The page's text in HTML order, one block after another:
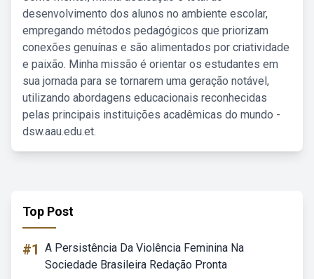
desenvolvimento dos alunos no ambiente escolar,
empregando métodos pedagógicos que priorizam
conexões genuínas e são alimentados por criatividade
e paixão. Minha missão é orientar os estudantes em
sua jornada para se tornarem uma geração notável,
utilizando abordagens educacionais reconhecidas
pelas principais instituições acadêmicas do mundo -
dsw.aau.edu.et.
Top Post
#1 A Persistência Da Violência Feminina Na
Sociedade Brasileira Redação Pronta